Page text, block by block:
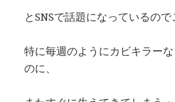
とSNSで話題になっているので
特に毎週のようにカビキラー
のに、